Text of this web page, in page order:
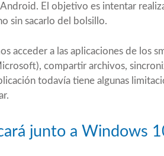
El objetivo es intentar
sin sacarlo del bolsillo.
acceder a las aplicaciones de los
compartir archivos,
todavía tiene algunas
junto a Windows